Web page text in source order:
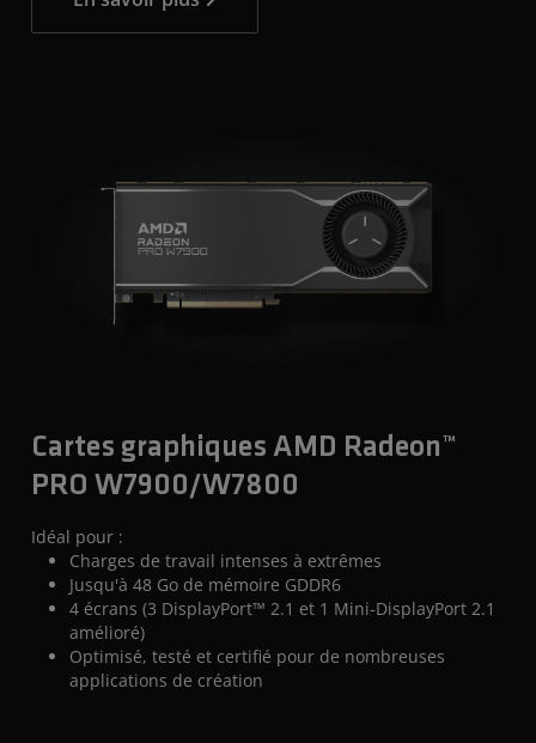
Cartes graphiques AMD Radeon™
PRO W7900/W7800
Idéal pour :
Charges de travail intenses à extrêmes
Jusqu'à 48 Go de mémoire GDDR6
4 écrans (3 DisplayPort™ 2.1 et 1 Mini-DisplayPort 2.1
amélioré)
Optimisé, testé et certifié pour de nombreuses
applications de création